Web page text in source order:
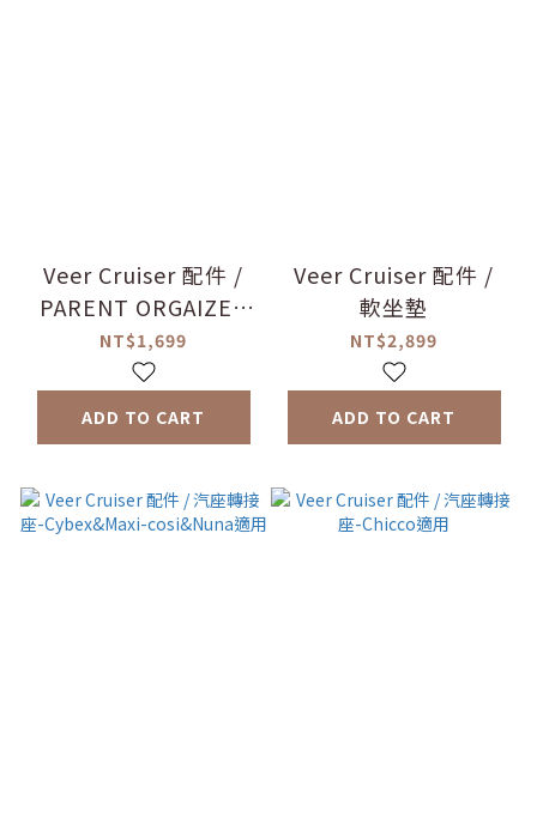
Veer Cruiser 配件 /
PARENT ORGAIZER
置物包
NT$1,699
ADD TO CART
Veer Cruiser 配件 /
軟坐墊
NT$2,899
ADD TO CART